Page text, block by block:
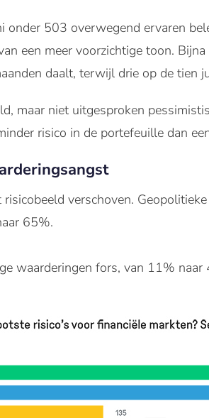
onder 503 overwegend ervaren
een meer voorzichtige toon.
daalt, terwijl drie op de tien
maar niet uitgesproken
risico in de portefeuille dan
verschoven.
65%.
waarderingen fors, van 11%